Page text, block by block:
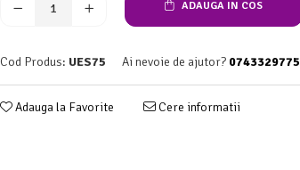
ADAUGA IN COS
Cod Produs: UES75 Ai nevoie de ajutor? 0743329775
Adauga la Favorite Cere informatii